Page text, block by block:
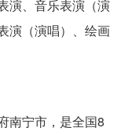
演、音乐表演（演
演（演唱）、绘画
南宁市，是全国8